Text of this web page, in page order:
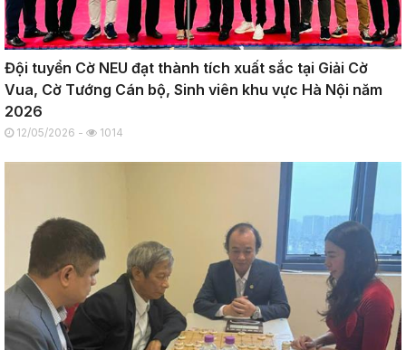
Đội tuyển Cờ NEU đạt thành tích xuất sắc tại Giải Cờ
Vua, Cờ Tướng Cán bộ, Sinh viên khu vực Hà Nội năm
2026
12/05/2026 - 1014